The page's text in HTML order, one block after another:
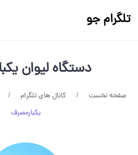
تلگرام جو
دستگاه لیوان
صفحه نخست کانال های تلگرام
یکبارمصرف